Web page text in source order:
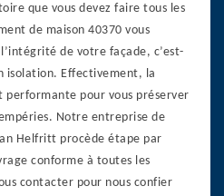
que vous devez faire tous les
de maison 40370 vous
de votre façade, c’est-
isolation. Effectivement, la
pour vous préserver
Notre entreprise de
Helfritt procède étape par
conforme à toutes les
contacter pour nous confier